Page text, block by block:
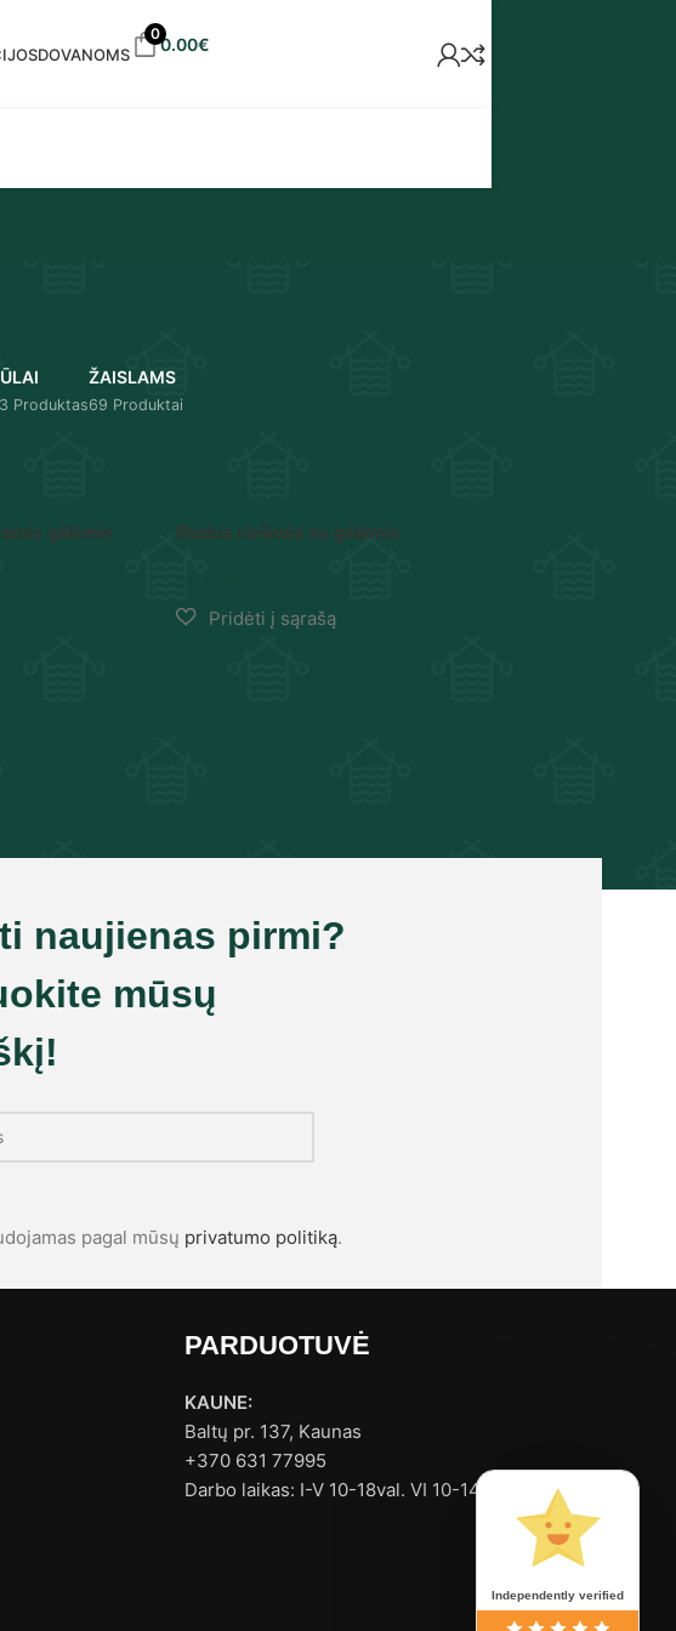
DOVANOMS
00.00€
Produktas
ŽAISLAMS
69 Produktai
gėlėmis Rudos riešinės su gėlėmis
naujienas pirmi?
mūsų
pagal mūsų privatumo politiką.
PARDUOTUVĖ
KAUNE:
Baltų pr. 137, Kaunas
+370 631 77995
Darbo laikas: I-V 10-18val. VI 10-14val.
Independently verified